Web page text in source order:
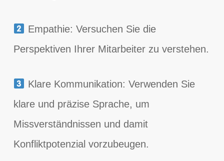
Empathie: Versuchen Sie die
Perspektiven Ihrer Mitarbeiter zu verstehen.
Klare Kommunikation: Verwenden Sie
klare und präzise Sprache, um
Missverständnissen und damit
Konfliktpotenzial vorzubeugen.